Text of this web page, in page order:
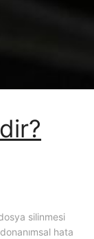
silinmesi
hata